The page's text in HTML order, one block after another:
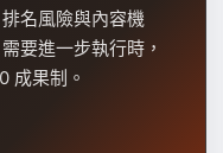
名風險與內容機
要進一步執行時，
成果制。